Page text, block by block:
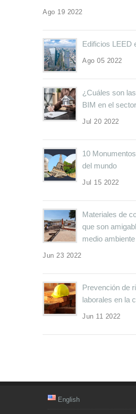
Ago 19 2022
Edificios LEED
Ago 05 2022
¿Cuáles son
BIM en el
Jul 20 2022
10
del mundo
Jul 15 2022
Materiales de
que son
medio ambiente
Jun 23 2022
Prevención de
laborales en la
Jun 11 2022
English